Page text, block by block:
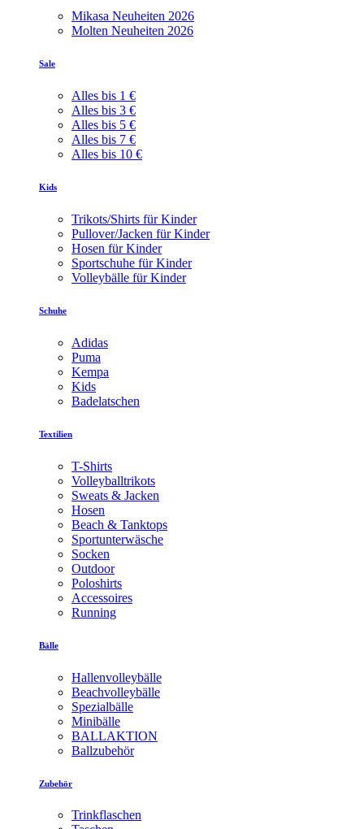
Mikasa Neuheiten 2026
Molten Neuheiten 2026
Sale
Alles bis 1 €
Alles bis 3 €
Alles bis 5 €
Alles bis 7 €
Alles bis 10 €
Kids
Trikots/Shirts für Kinder
Pullover/Jacken für Kinder
Hosen für Kinder
Sportschuhe für Kinder
Volleybälle für Kinder
Schuhe
Adidas
Puma
Kempa
Kids
Badelatschen
Textilien
T-Shirts
Volleyballtrikots
Sweats & Jacken
Hosen
Beach & Tanktops
Sportunterwäsche
Socken
Outdoor
Poloshirts
Accessoires
Running
Bälle
Hallenvolleybälle
Beachvolleybälle
Spezialbälle
Minibälle
BALLAKTION
Ballzubehör
Zubehör
Trinkflaschen